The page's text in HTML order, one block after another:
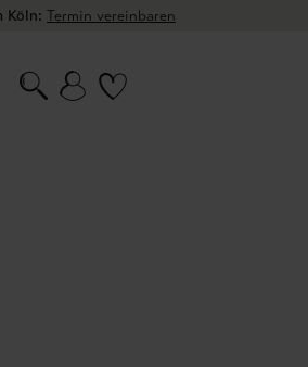
Köln: Termin vereinbaren